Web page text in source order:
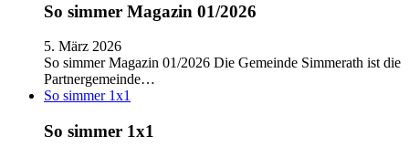
So simmer Magazin 01/2026
5. März 2026
So simmer Magazin 01/2026 Die Gemeinde Simmerath ist die
Partnergemeinde…
So simmer 1x1
So simmer 1x1